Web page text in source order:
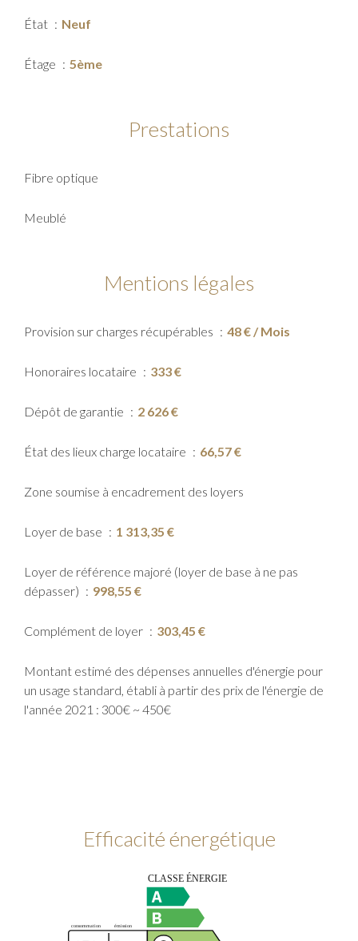
État Neuf
Étage 5ème
Prestations
Fibre optique
Meublé
Mentions légales
Provision sur charges récupérables 48 € / Mois
Honoraires locataire 333 €
Dépôt de garantie 2 626 €
État des lieux charge locataire 66,57 €
Zone soumise à encadrement des loyers
Loyer de base 1 313,35 €
Loyer de référence majoré (loyer de base à ne pas
dépasser)
998,55 €
Complément de loyer 303,45 €
Montant estimé des dépenses annuelles d'énergie pour
un usage standard, établi à partir des prix de l'énergie de
l'année 2021 : 300€ ~ 450€
Efficacité énergétique